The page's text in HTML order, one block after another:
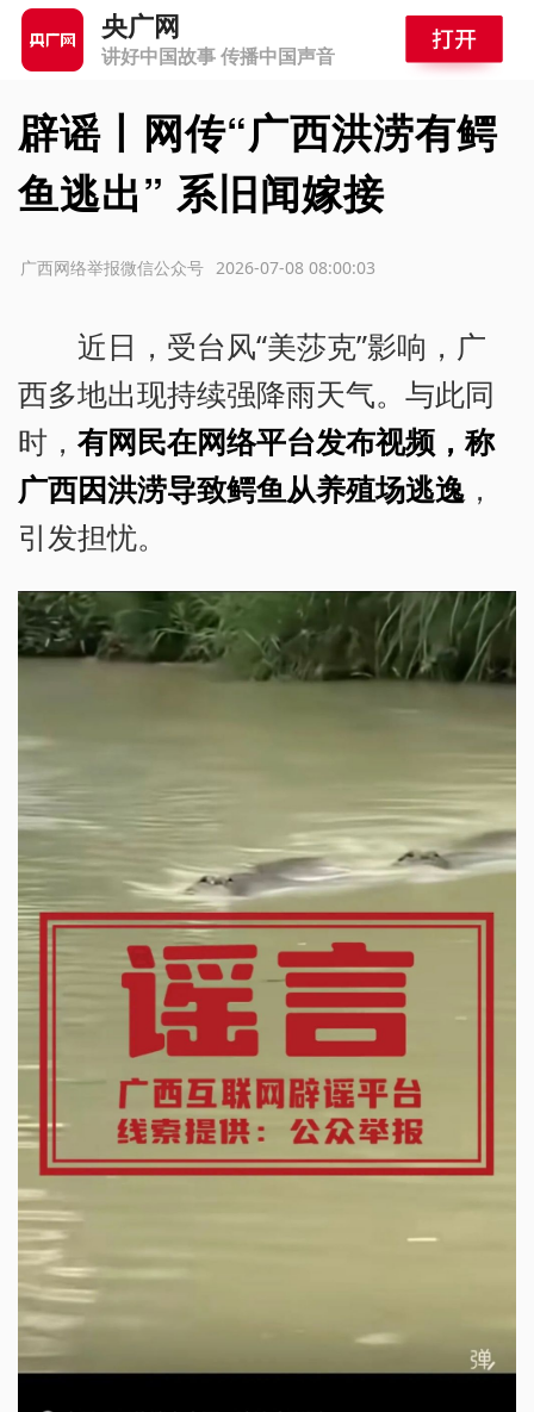
央广网
讲好中国故事 传播中国声音
辟谣丨网传“广西洪涝有鳄
鱼逃出” 系旧闻嫁接
2026-07-08 08:00:03
广西网络举报微信公众号
近日，受台风“美莎克”影响，广
西多地出现持续强降雨天气。与此同
时， 有网民在网络平台发布视频，称
广西因洪涝导致鳄鱼从养殖场逃逸，
引发担忧。